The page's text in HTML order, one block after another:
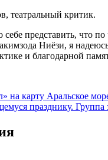
театральный критик.
себе представить, что
Ниёзи, я
и благодарной
на карту Аральское
празднику. Группа